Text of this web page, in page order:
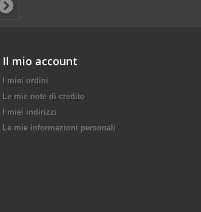
Il mio account
I miei ordini
Le mie note di credito
I miei indirizzi
Le mie informazioni personali